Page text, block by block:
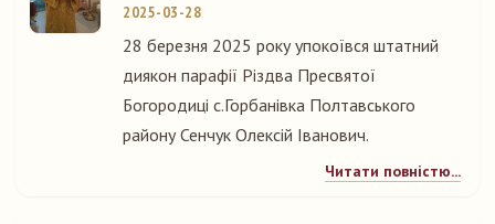
2025-03-28
28 березня 2025 року упокоївся штатний
диякон парафії Різдва Пресвятої
Богородиці с.Горбанівка Полтавського
району Сенчук Олексій Іванович.
Читати повністю...